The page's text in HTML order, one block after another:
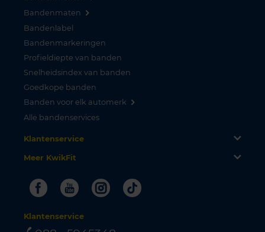
Bandenmaten
Bandenlabel
Bandenmarkeringen
Profieldiepte van banden
Snelheidsindex van banden
Goedkope banden
Banden voor elk automerk
Alle bandenservices
Klantenservice
Meer KwikFit
FacebookYoutubeInstagram
Tiktok
Klantenservice